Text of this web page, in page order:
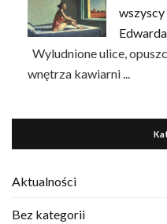
Wyludnione ulice,
wnętrza kawiarni ...
Aktualności
Bez kategorii